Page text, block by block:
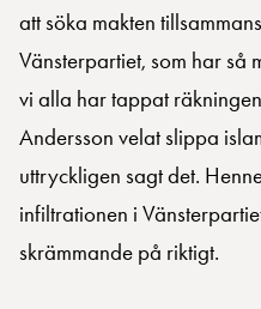
att söka makten
Vänsterpartiet, som har så
vi alla har tappat
Andersson velat slippa
uttryckligen sagt det.
infiltrationen i
skrämmande på riktigt.